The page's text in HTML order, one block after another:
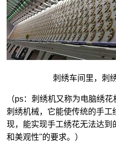
刺绣车间里，刺
（ps：刺绣机又称为电脑绣
刺绣机械，它能使传统的手
现，能实现手工绣花无法达
和美观性"的要求。）